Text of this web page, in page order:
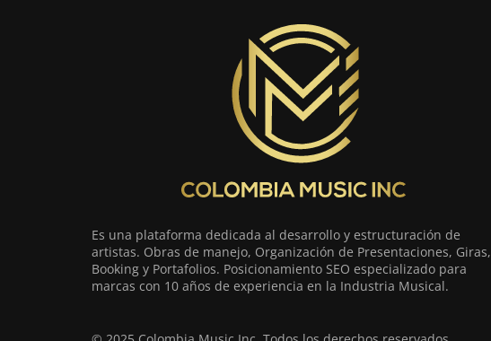
Es una plataforma dedicada al desarrollo y estructuración de
artistas. Obras de manejo, Organización de Presentaciones, Giras,
Booking y Portafolios. Posicionamiento SEO especializado para
marcas con 10 años de experiencia en la Industria Musical.